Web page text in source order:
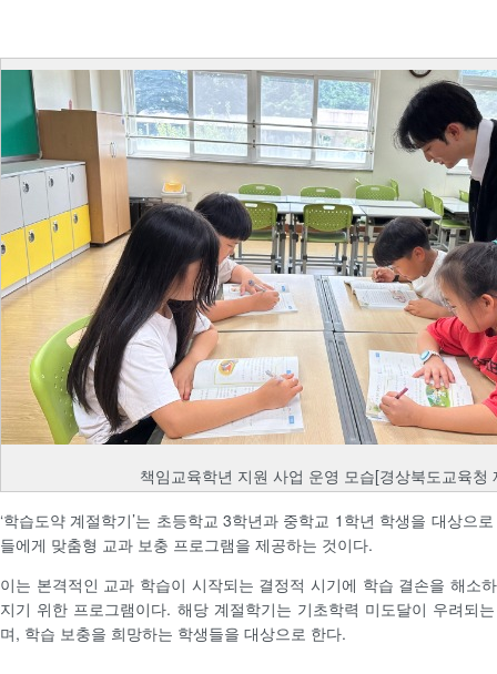
책임교육학년 지원 사업 운영 모습[경상북도교육청
‘학습도약 계절학기’는 초등학교 3학년과 중학교 1학년 학생을 대상으
들에게 맞춤형 교과 보충 프로그램을 제공하는 것이다.
이는 본격적인 교과 학습이 시작되는 결정적 시기에 학습 결손을 해소
지기 위한 프로그램이다. 해당 계절학기는 기초학력 미도달이 우려되
며, 학습 보충을 희망하는 학생들을 대상으로 한다.